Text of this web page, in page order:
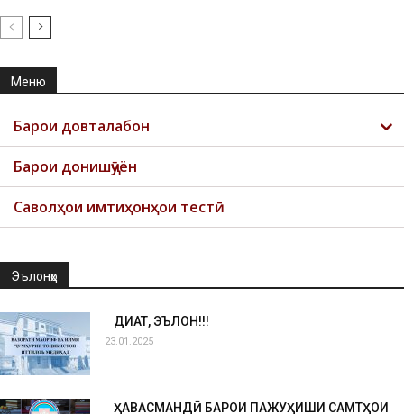
Меню
Барои довталабон
Барои донишҷӯён
Саволҳои имтиҳонҳои тестӣ
Эълонҳо
ДИҚҚАТ, ЭЪЛОН!!!
23.01.2025
ҲАВАСМАНДӢ БАРОИ ПАЖУҲИШИ САМТҲОИ